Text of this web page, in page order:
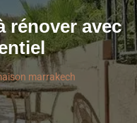
rénover avec
marrakech